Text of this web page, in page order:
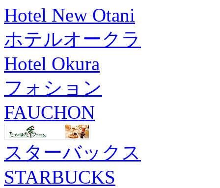
Hotel New Otani
ホテルオークラ
Hotel Okura
フォション
FAUCHON
スターバックス
STARBUCKS